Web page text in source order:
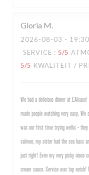
Gloria M
2026-08-03 -
SERVICE : 5/5
5/5 KWALITEIT /
We had a delicious dinner at
made people watching very easy.
was our first time trying welks - they
salmon, my sister had the sea bass
just right! Even my very picky niece
cream sauce. Service was top notch!